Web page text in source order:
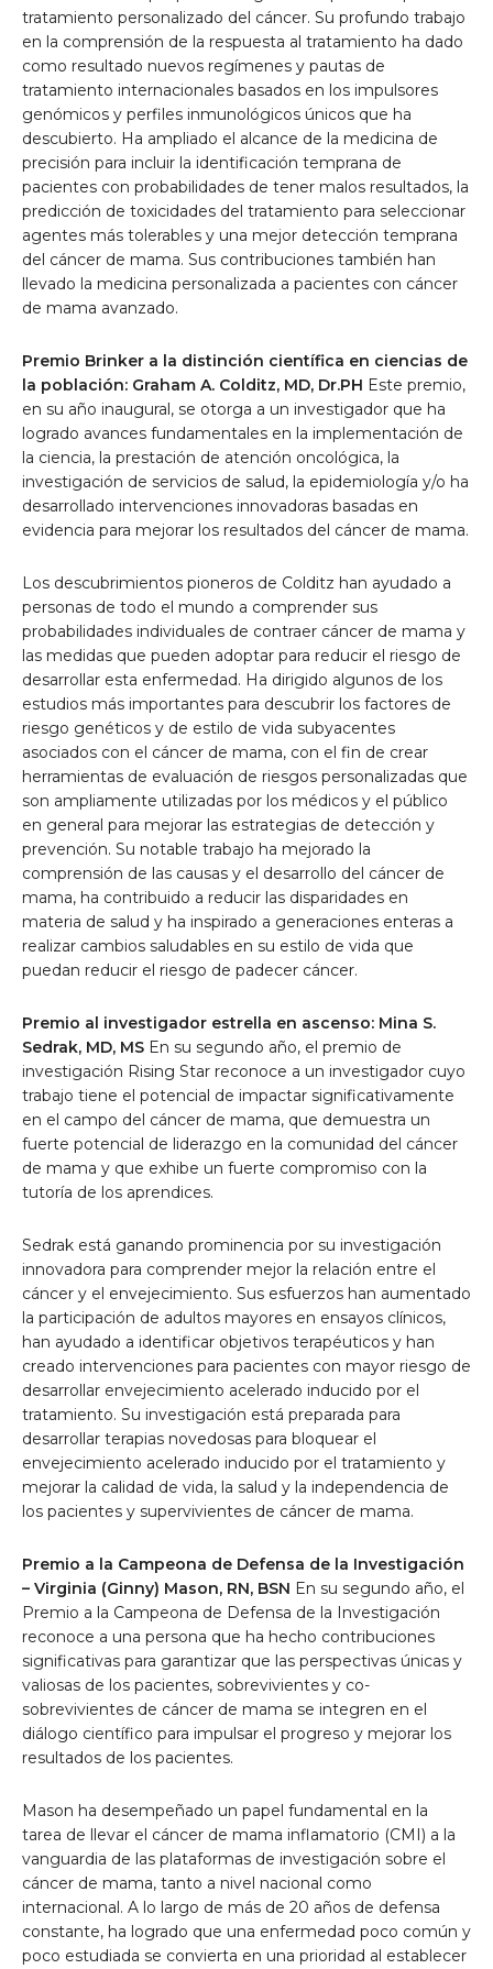
tratamiento personalizado del cáncer. Su profundo trabajo
en la comprensión de la respuesta al tratamiento ha dado
como resultado nuevos regímenes y pautas de
tratamiento internacionales basados ​​en los impulsores
genómicos y perfiles inmunológicos únicos que ha
descubierto. Ha ampliado el alcance de la medicina de
precisión para incluir la identificación temprana de
pacientes con probabilidades de tener malos resultados, la
predicción de toxicidades del tratamiento para seleccionar
agentes más tolerables y una mejor detección temprana
del cáncer de mama. Sus contribuciones también han
llevado la medicina personalizada a pacientes con cáncer
de mama avanzado.
Premio Brinker a la distinción científica en ciencias de
la población: Graham A. Colditz, MD, Dr.PH Este premio,
en su año inaugural, se otorga a un investigador que ha
logrado avances fundamentales en la implementación de
la ciencia, la prestación de atención oncológica, la
investigación de servicios de salud, la epidemiología y/o ha
desarrollado intervenciones innovadoras basadas en
evidencia para mejorar los resultados del cáncer de mama.
Los descubrimientos pioneros de Colditz han ayudado a
personas de todo el mundo a comprender sus
probabilidades individuales de contraer cáncer de mama y
las medidas que pueden adoptar para reducir el riesgo de
desarrollar esta enfermedad. Ha dirigido algunos de los
estudios más importantes para descubrir los factores de
riesgo genéticos y de estilo de vida subyacentes
asociados con el cáncer de mama, con el fin de crear
herramientas de evaluación de riesgos personalizadas que
son ampliamente utilizadas por los médicos y el público
en general para mejorar las estrategias de detección y
prevención. Su notable trabajo ha mejorado la
comprensión de las causas y el desarrollo del cáncer de
mama, ha contribuido a reducir las disparidades en
materia de salud y ha inspirado a generaciones enteras a
realizar cambios saludables en su estilo de vida que
puedan reducir el riesgo de padecer cáncer.
Premio al investigador estrella en ascenso: Mina S.
Sedrak, MD, MS En su segundo año, el premio de
investigación Rising Star reconoce a un investigador cuyo
trabajo tiene el potencial de impactar significativamente
en el campo del cáncer de mama, que demuestra un
fuerte potencial de liderazgo en la comunidad del cáncer
de mama y que exhibe un fuerte compromiso con la
tutoría de los aprendices.
Sedrak está ganando prominencia por su investigación
innovadora para comprender mejor la relación entre el
cáncer y el envejecimiento. Sus esfuerzos han aumentado
la participación de adultos mayores en ensayos clínicos,
han ayudado a identificar objetivos terapéuticos y han
creado intervenciones para pacientes con mayor riesgo de
desarrollar envejecimiento acelerado inducido por el
tratamiento. Su investigación está preparada para
desarrollar terapias novedosas para bloquear el
envejecimiento acelerado inducido por el tratamiento y
mejorar la calidad de vida, la salud y la independencia de
los pacientes y supervivientes de cáncer de mama.
Premio a la Campeona de Defensa de la Investigación
– Virginia (Ginny) Mason, RN, BSN En su segundo año, el
Premio a la Campeona de Defensa de la Investigación
reconoce a una persona que ha hecho contribuciones
significativas para garantizar que las perspectivas únicas y
valiosas de los pacientes, sobrevivientes y co-
sobrevivientes de cáncer de mama se integren en el
diálogo científico para impulsar el progreso y mejorar los
resultados de los pacientes.
Mason ha desempeñado un papel fundamental en la
tarea de llevar el cáncer de mama inflamatorio (CMI) a la
vanguardia de las plataformas de investigación sobre el
cáncer de mama, tanto a nivel nacional como
internacional. A lo largo de más de 20 años de defensa
constante, ha logrado que una enfermedad poco común y
poco estudiada se convierta en una prioridad al establecer